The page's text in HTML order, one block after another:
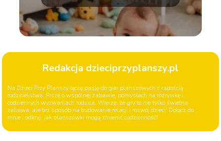
Redakcja dzieciprzyplanszy.pl
Na Dzieci Przy Planszy łączę pasję do gier planszowych z radością
rodzicielstwa. Piszę o wspólnej zabawie, pomysłach na rozrywkę i
codziennych wyzwaniach rodzica. Wierzę, że gry to nie tylko świetna
zabawa, ale też sposób na budowanie relacji i rozwój dzieci. Dołącz do
mnie i odkryj, jak planszówki mogą zmienić codzienność!